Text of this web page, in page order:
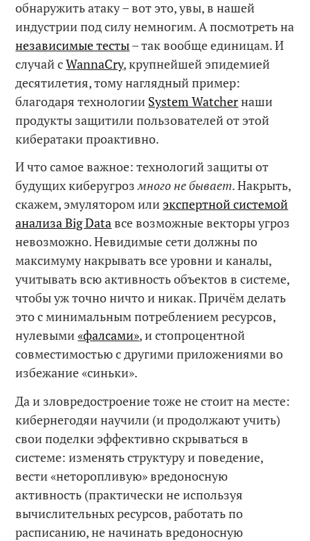
обнаружить атаку – вот это, увы, в нашей
индустрии под силу немногим. А посмотреть на
независимые тесты– так вообще единицам. И
случай сWannaCry, крупнейшей эпидемией
десятилетия, тому наглядный пример:
благодаря технологии System Watcherнаши
продукты защитили пользователей от этой
кибератаки проактивно.
И что самое важное: технологий защиты от
будущих киберугрозмного не бывает. Накрыть,
скажем, эмулятором или экспертной системой
анализа Big Dataвсе возможные векторы угроз
невозможно. Невидимые сети должны по
максимуму накрывать все уровни и каналы,
учитывать всю активность объектов в системе,
чтобы уж точно ничто и никак. Причём делать
это с минимальным потреблением ресурсов,
нулевыми«фалсами», и стопроцентной
совместимостью с другими приложениями во
избежание «синьки».
Да и зловредостроение тоже не стоит на месте:
кибернегодяи научили (и продолжают учить)
свои поделки эффективно скрываться в
системе: изменять структуру и поведение,
вести «неторопливую» вредоносную
активность (практически не используя
вычислительных ресурсов, работать по
расписанию, не начинать вредоносную